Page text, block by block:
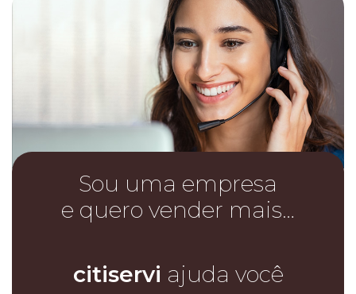
Sou uma empresa
e quero vender mais…
citiservi ajuda você